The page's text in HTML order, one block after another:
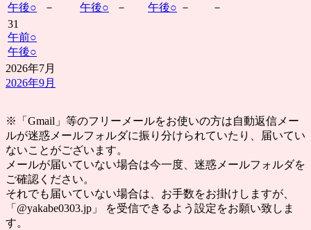
午後○
－
午後○
－
午後○ －
－
31
午前○
午後○
2026年7月
2026年9月
※「Gmail」等のフリーメールをお使いの方は自動返信メー
ルが迷惑メールフォルダに振り分けられていたり、届いてい
ないことがございます。
メールが届いていない場合は今一度、迷惑メールフォルダを
ご確認ください。
それでも届いていない場合は、お手数をお掛けしますが、
「@yakabe0303.jp」 を受信できるよう設定をお願い致しま
す。